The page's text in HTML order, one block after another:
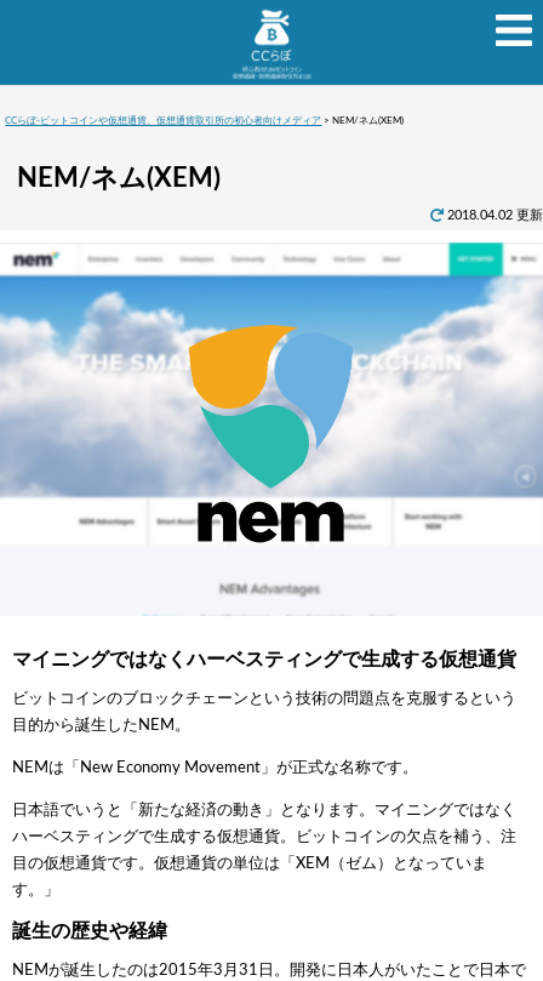
CCらぼ-ビットコインや仮想通貨、仮想通貨取引所の初心者向けメディア > NEM/ネム(XEM)
NEM/ネム(XEM)
2018.04.02 更新
マイニングではなくハーベスティングで生成する仮想通貨
ビットコインのブロックチェーンという技術の問題点を克服するという
目的から誕生したNEM。
NEMは「New Economy Movement」が正式な名称です。
日本語でいうと「新たな経済の動き」となります。マイニングではなく
ハーベスティングで生成する仮想通貨。ビットコインの欠点を補う、注
目の仮想通貨です。仮想通貨の単位は「XEM（ゼム）となっていま
す。」
誕生の歴史や経緯
NEMが誕生したのは2015年3月31日。開発に日本人がいたことで日本で